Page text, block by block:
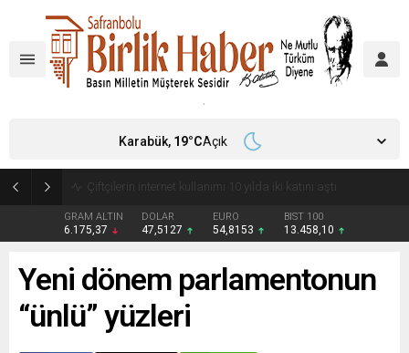
Çiftçilerin internet kullanımı 10 yılda iki katını aştı
GRAM ALTIN
6.175,37
DOLAR
47,5127
EURO
54,8153
BIST 100
13.458,10
Karabük, 19°CAçık
Yeni dönem parlamentonun
“ünlü” yüzleri